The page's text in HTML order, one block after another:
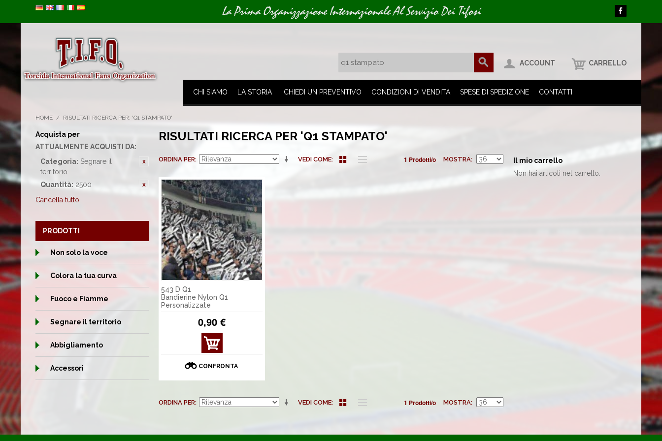
La Prima Organizzazione Internazionale Al Servizio Dei Tifosi
ACCOUNT CARRELLO
CHI SIAMO LA STORIA CHIEDI UN PREVENTIVO CONDIZIONI DI VENDITA SPESE DI SPEDIZIONE CONTATTI
HOME / RISULTATI RICERCA PER: 'Q1 STAMPATO'
Acquista per
ATTUALMENTE ACQUISTI DA:
Categoria: Segnare il
territorio
Quantità: 2500
Cancella tutto
RISULTATI RICERCA PER 'Q1 STAMPATO'
VEDI COME
ORDINA PER 1 Prodotti/o MOSTRA
543 D Q1
Bandierine Nylon Q1
Personalizzate
0,90 €
MOS
TRA
TAGL
I
CONFRONTA
VEDI COME
ORDINA PER 1 Prodotti/o MOSTRA
PRODOTTI
Non solo la voce
Colora la tua curva
Fuoco e Fiamme
Segnare il territorio
Abbigliamento
Accessori
Il mio carrello
Non hai articoli nel carrello.